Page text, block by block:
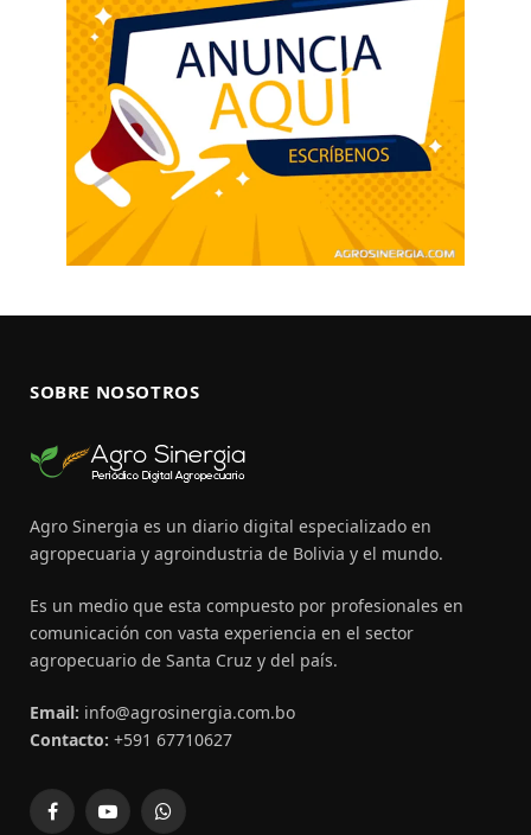
SOBRE NOSOTROS
Agro Sinergia es un diario digital especializado en
agropecuaria y agroindustria de Bolivia y el mundo.
Es un medio que esta compuesto por profesionales en
comunicación con vasta experiencia en el sector
agropecuario de Santa Cruz y del país.
Email: info@agrosinergia.com.bo
Contacto: +591 67710627
FacebookYouTubeWhatsApp